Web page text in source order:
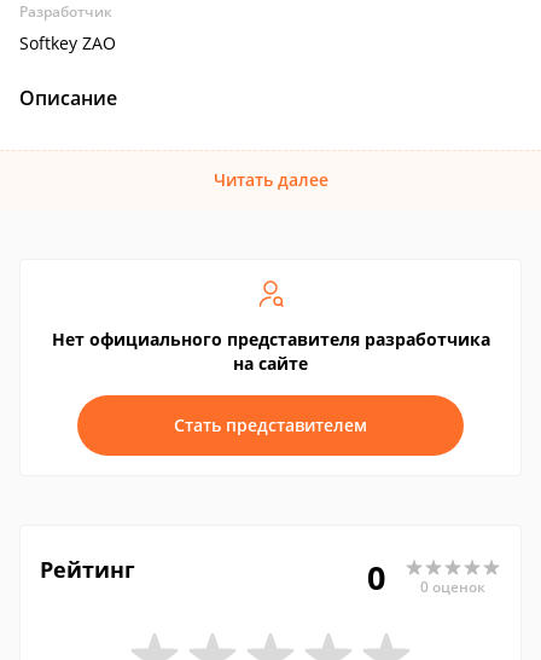
Разработчик
Softkey ZAO
Описание
Читать далее
Нет официального представителя разработчика
на сайте
Стать представителем
Рейтинг 0 0 оценок